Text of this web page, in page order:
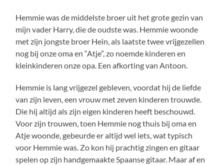
Hemmie was de middelste broer uit het grote gezin van
mijn vader Harry, die de oudste was. Hemmie woonde
met zijn jongste broer Hein, als laatste twee vrijgezellen
nog bij onze oma en “Atje”, zo noemde kinderen en
kleinkinderen onze opa. Een afkorting van Antoon.
Hemmie is lang vrijgezel gebleven, voordat hij de liefde
van zijn leven, een vrouw met zeven kinderen trouwde.
Die hij altijd als zijn eigen kinderen heeft beschouwd.
Voor zijn trouwen, toen Hemmie nog thuis bij oma en
Atje woonde, gebeurde er altijd wel iets, wat typisch
voor Hemmie was. Zo kon hij prachtig zingen en gitaar
spelen op zijn handgemaakte Spaanse gitaar. Maar af en